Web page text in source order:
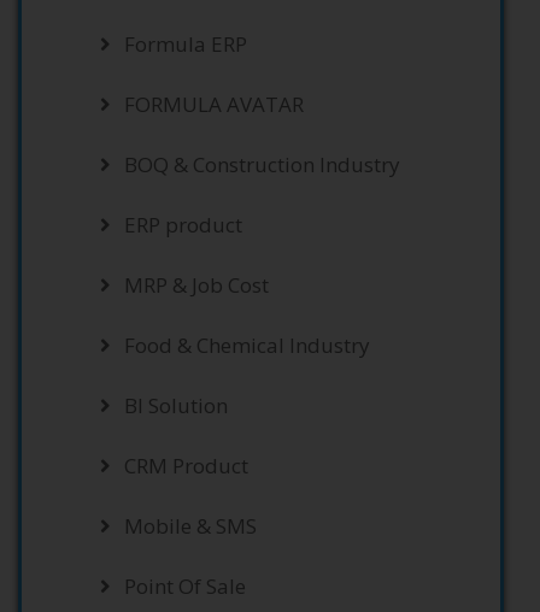
Formula ERP
FORMULA AVATAR
BOQ & Construction Industry
ERP product
MRP & Job Cost
Food & Chemical Industry
BI Solution
CRM Product
Mobile & SMS
Point Of Sale